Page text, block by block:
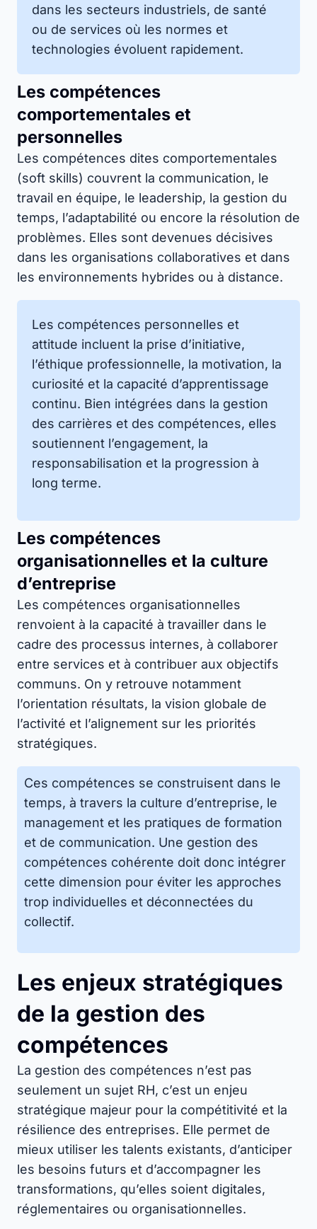
dans les secteurs industriels, de santé
ou de services où les normes et
technologies évoluent rapidement.
Les compétences
comportementales et
personnelles
Les compétences dites comportementales
(soft skills) couvrent la communication, le
travail en équipe, le leadership, la gestion du
temps, l’adaptabilité ou encore la résolution de
problèmes. Elles sont devenues décisives
dans les organisations collaboratives et dans
les environnements hybrides ou à distance.
Les compétences personnelles et
attitude incluent la prise d’initiative,
l’éthique professionnelle, la motivation, la
curiosité et la capacité d’apprentissage
continu. Bien intégrées dans la gestion
des carrières et des compétences, elles
soutiennent l’engagement, la
responsabilisation et la progression à
long terme.
Les compétences
organisationnelles et la culture
d’entreprise
Les compétences organisationnelles
renvoient à la capacité à travailler dans le
cadre des processus internes, à collaborer
entre services et à contribuer aux objectifs
communs. On y retrouve notamment
l’orientation résultats, la vision globale de
l’activité et l’alignement sur les priorités
stratégiques.
Ces compétences se construisent dans le
temps, à travers la culture d’entreprise, le
management et les pratiques de formation
et de communication. Une gestion des
compétences cohérente doit donc intégrer
cette dimension pour éviter les approches
trop individuelles et déconnectées du
collectif.
Les enjeux stratégiques
de la gestion des
compétences
La gestion des compétences n’est pas
seulement un sujet RH, c’est un enjeu
stratégique majeur pour la compétitivité et la
résilience des entreprises. Elle permet de
mieux utiliser les talents existants, d’anticiper
les besoins futurs et d’accompagner les
transformations, qu’elles soient digitales,
réglementaires ou organisationnelles.